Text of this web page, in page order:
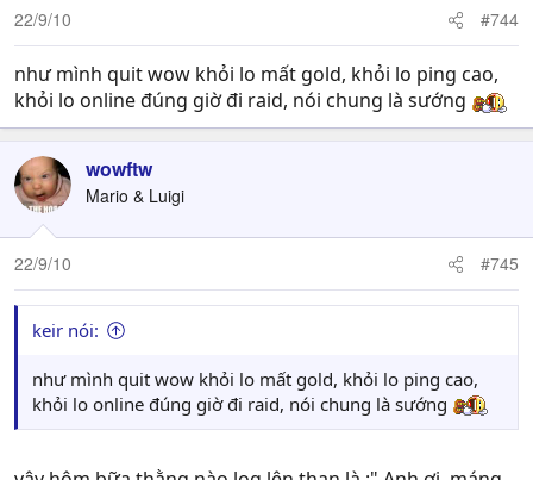
22/9/10 #744
như mình quit wow khỏi lo mất gold, khỏi lo ping cao,
khỏi lo online đúng giờ đi raid, nói chung là sướng
wowftw
Mario & Luigi
22/9/10 #745
keir nói:
như mình quit wow khỏi lo mất gold, khỏi lo ping cao,
khỏi lo online đúng giờ đi raid, nói chung là sướng